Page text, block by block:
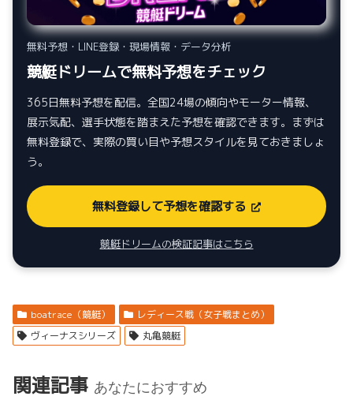
無料予想・LINE登録・現場情報・データ分析
競艇ドリームで無料予想をチェック
365日無料予想を配信。全国24場の傾向やモーター情報、
展示気配、選手状態を踏まえた予想を確認できます。まずは
無料登録で、実際の買い目や予想スタイルを見ておきましょ
う。
無料登録して予想を確認する
競艇ドリームの検証記事はこちら
boatrace（競艇）
レディース戦（女子戦まとめ）
ヴィーナスシリーズ
丸亀競艇
関連記事 あなたにおすすめ